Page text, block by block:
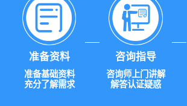
准备资料
准备基础资料
充分了解需求
咨询指导
咨询师上门讲解
解答认证疑惑